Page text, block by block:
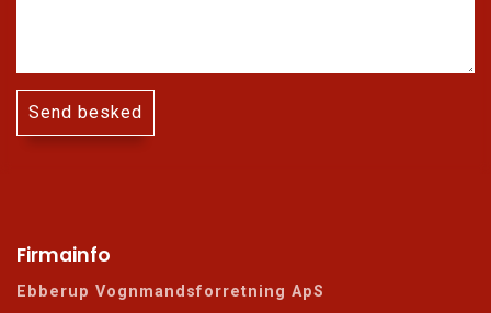
Firmainfo
Ebberup Vognmandsforretning ApS